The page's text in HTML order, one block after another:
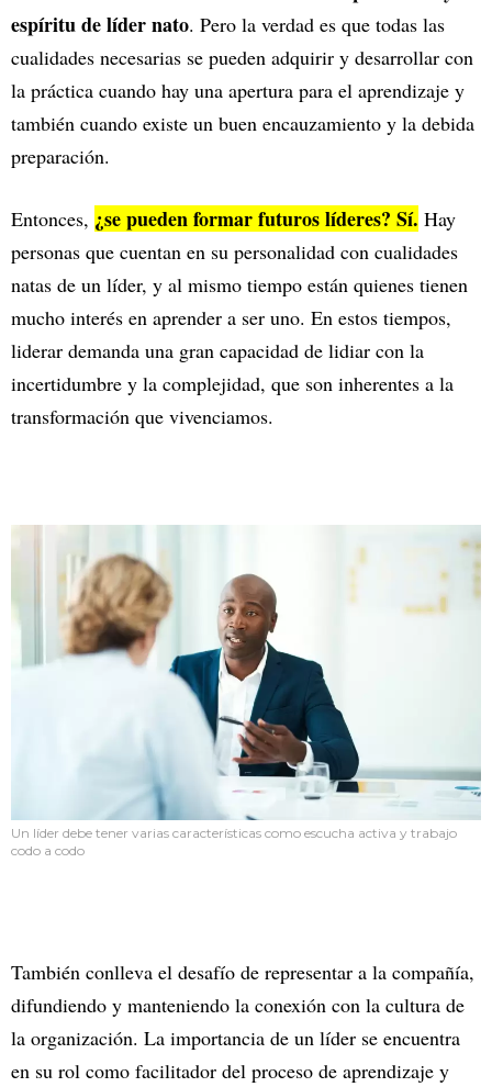
espíritu de líder nato. Pero la verdad es que todas las
cualidades necesarias se pueden adquirir y desarrollar con
la práctica cuando hay una apertura para el aprendizaje y
también cuando existe un buen encauzamiento y la debida
preparación.
Entonces, ¿se pueden formar futuros líderes? Sí. Hay
personas que cuentan en su personalidad con cualidades
natas de un líder, y al mismo tiempo están quienes tienen
mucho interés en aprender a ser uno. En estos tiempos,
liderar demanda una gran capacidad de lidiar con la
incertidumbre y la complejidad, que son inherentes a la
transformación que vivenciamos.
Un líder debe tener varias características como escucha activa y trabajo
codo a codo
También conlleva el desafío de representar a la compañía,
difundiendo y manteniendo la conexión con la cultura de
la organización. La importancia de un líder se encuentra
en su rol como facilitador del proceso de aprendizaje y